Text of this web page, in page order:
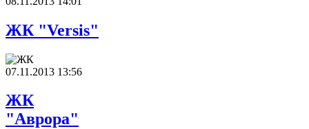
ЖК "Versis"
07.11.2013 13:56
ЖК
"Аврора"